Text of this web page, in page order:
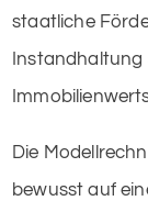
staatliche
Instandhaltung
Die
bewusst auf